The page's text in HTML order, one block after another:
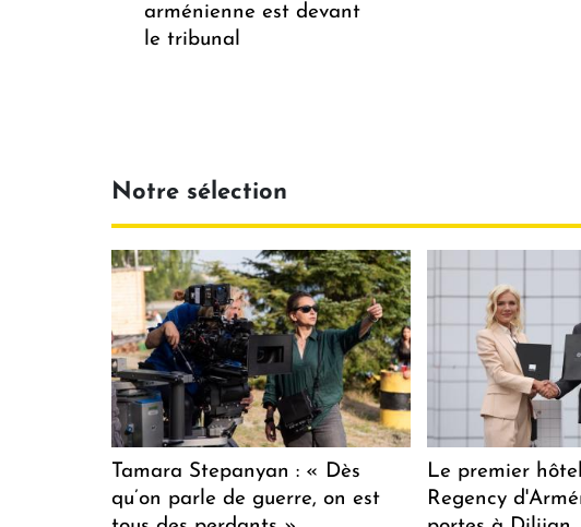
arménienne est devant
le tribunal
Notre sélection
Tamara Stepanyan : « Dès
qu’on parle de guerre, on est
Le premier
Regency